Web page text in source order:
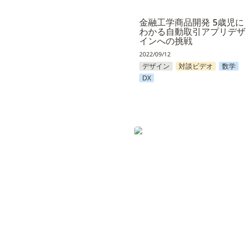
金融工学商品開発 5歳児に
わかる自動取引アプリデザ
インへの挑戦
2022/09/12
デザイン 対談ビデオ
数学
DX
サステイナブルな資本主義を目